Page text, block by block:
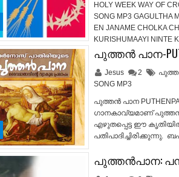
HOLY WEEK WAY OF
SONG MP3 GAGULTHA
EN JANAME CHOLKA
KURISHUMAAYI NINTE
പുത്തന്‍ പാന-
Jesus 2
SONG MP3
പുത്തന്‍ പാന
ഗാനകാവ്യമാണ് പുത്തന്‍
എഴുതപ്പെട്ട ഈ
പതിപാദിച്ചിരിക്കുന്നു.
പുത്തന്‍പാന: